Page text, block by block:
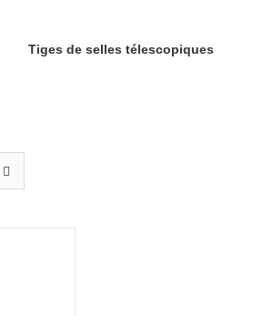
Tiges de selles télescopiques